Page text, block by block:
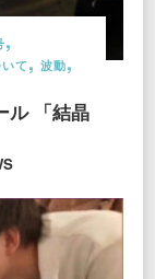
て
波動
ル 「結晶